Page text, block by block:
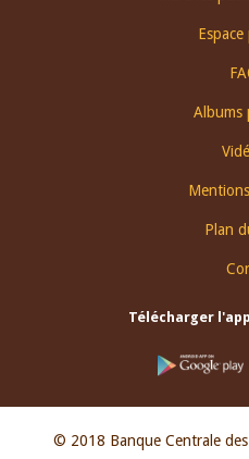
Espace
Albums
Plan
Télécharger
© 2018 Banque Centrale des